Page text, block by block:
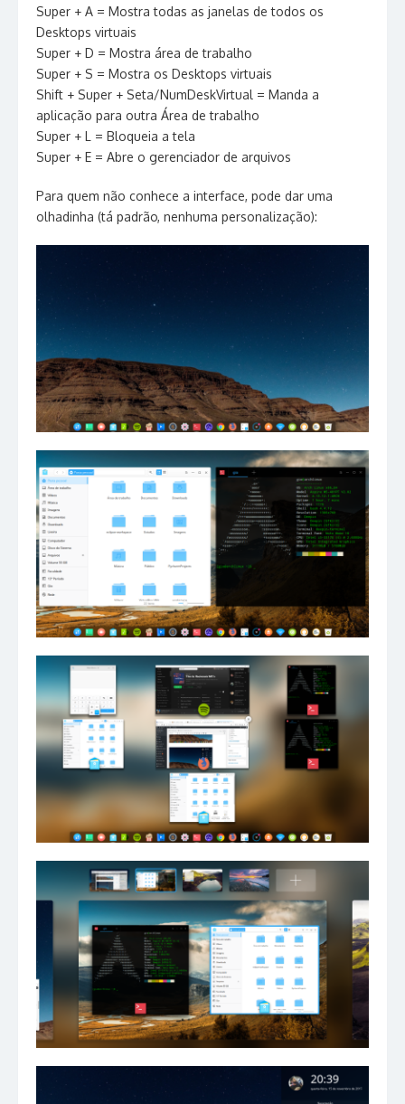
Super + A = Mostra todas as janelas de todos os
Desktops virtuais
Super + D = Mostra área de trabalho
Super + S = Mostra os Desktops virtuais
Shift + Super + Seta/NumDeskVirtual = Manda a
aplicação para outra Área de trabalho
Super + L = Bloqueia a tela
Super + E = Abre o gerenciador de arquivos
Para quem não conhece a interface, pode dar uma
olhadinha (tá padrão, nenhuma personalização):